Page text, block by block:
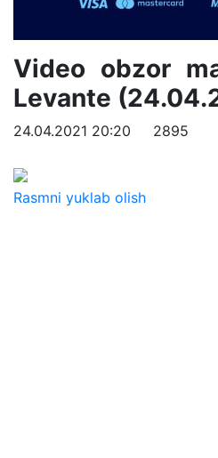
Video obzor
Levante
24.04.2021 20:20 2895
Rasmni yuklab olish